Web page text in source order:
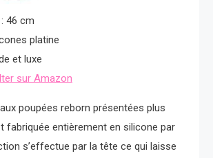
46 cm
platine
et luxe
sur Amazon
poupées reborn présentées plus
fabriquée entièrement en silicone par
s’effectue par la tête ce qui laisse